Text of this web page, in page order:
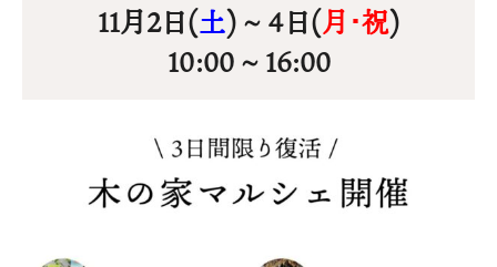
11月2日(土) ~ 4日(月･祝)
10:00 ~ 16:00